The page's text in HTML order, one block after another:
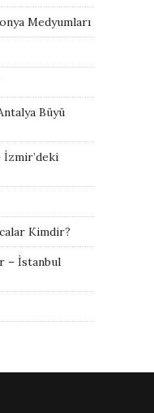
Medyumları
Büyü
İzmir’deki
Kimdir?
– İstanbul